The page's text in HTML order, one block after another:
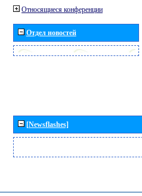
Относящиеся конференции
Отдел новостей
[Newsflashes]